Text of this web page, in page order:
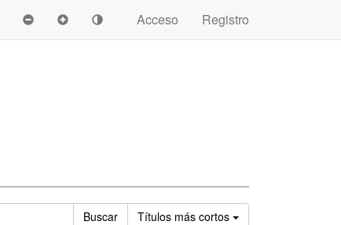
Acceso
Registro
Buscar Títulos más cortos Ordenar